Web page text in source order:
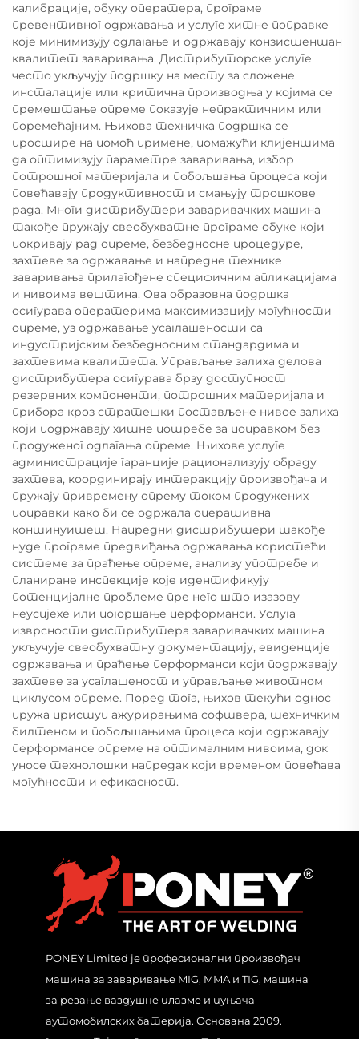
калибрације, обуку оператера, програме
превентивног одржавања и услуге хитне поправке
које минимизују одлагање и одржавају конзистентан
квалитет заваривања. Дистрибуторске услуге
често укључују подршку на месту за сложене
инсталације или критична производња у којима се
премештање опреме показује непрактичним или
поремећајним. Њихова техничка подршка се
простире на помоћ примене, помажући клијентима
да оптимизују параметре заваривања, избор
потрошног материјала и побољшања процеса који
повећавају продуктивност и смањују трошкове
рада. Многи дистрибутери заваривачких машина
такође пружају свеобухватне програме обуке који
покривају рад опреме, безбедносне процедуре,
захтеве за одржавање и напредне технике
заваривања прилагођене специфичним апликацијама
и нивоима вештина. Ова образовна подршка
осигурава оператерима максимизацију могућности
опреме, уз одржавање усаглашености са
индустријским безбедносним стандардима и
захтевима квалитета. Управљање залиха делова
дистрибутера осигурава брзу доступност
резервних компоненти, потрошних материјала и
прибора кроз стратешки постављене нивое залиха
који подржавају хитне потребе за поправком без
продуженог одлагања опреме. Њихове услуге
администрације гаранције рационализују обраду
захтева, координирају интеракцију произвођача и
пружају привремену опрему током продужених
поправки како би се одржала оперативна
континуитет. Напредни дистрибутери такође
нуде програме предвиђања одржавања користећи
системе за праћење опреме, анализу употребе и
планиране инспекције које идентификују
потенцијалне проблеме пре него што изазову
неуспјехе или погоршање перформанси. Услуга
изврсности дистрибутера заваривачких машина
укључује свеобухватну документацију, евиденције
одржавања и праћење перформанси који подржавају
захтеве за усаглашеност и управљање животном
циклусом опреме. Поред тога, њихов текући однос
пружа приступ ажурирањима софтвера, техничким
билтеном и побољшањима процеса који одржавају
перформансе опреме на оптималним нивоима, док
уносе технолошки напредак који временом повећава
могућности и ефикасност.
PONEY Limited је професионални произвођач
машина за заваривање MIG, MMA и TIG, машина
за резање ваздушне плазме и пуњача
аутомобилских батерија. Основана 2009.